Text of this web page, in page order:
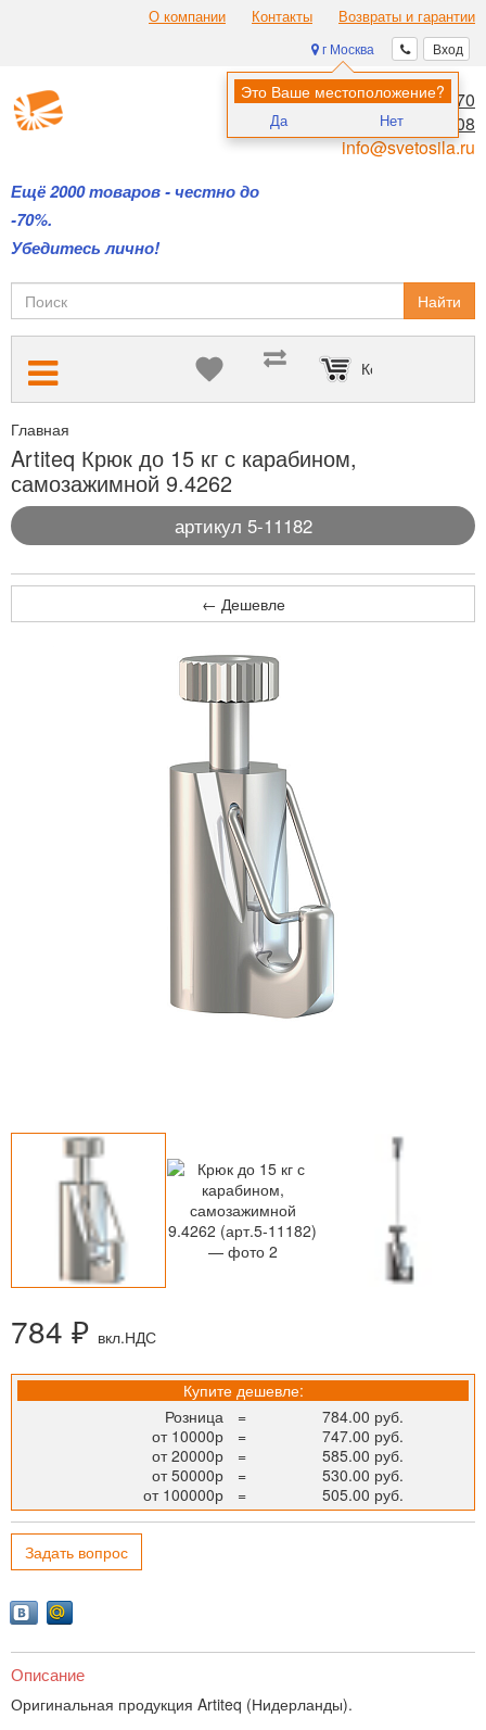
О компании Контакты Возвраты и гарантии
Вход
г Москва
Это Ваше местоположение?
Да Нет
Ещё 2000 товаров - честно до
-70%.
Убедитесь лично!
8 (495) 970-00-70
8 (800) 700-11-08
info@svetosila.ru
Найти
Корзина пуста
Главная
Artiteq Крюк до 15 кг с карабином,
самозажимной 9.4262
артикул 5-11182
← Дешевле
784 ₽ вкл.НДС
Купите дешевле:
Розница
=
784.00 руб.
от 10000р
=
747.00 руб.
от 20000р
=
585.00 руб.
от 50000р
=
530.00 руб.
от 100000р
= 505.00 руб.
Задать вопрос
Описание
Оригинальная продукция Artiteq (Нидерланды).